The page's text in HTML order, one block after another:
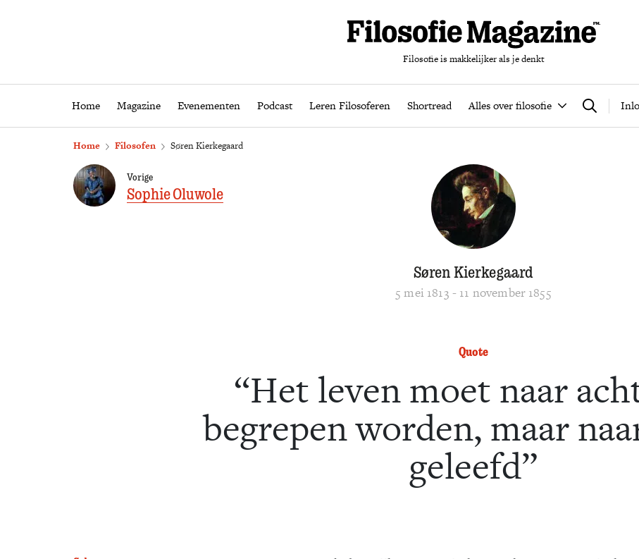
Filosofie is makkelijker als je denkt
Home Magazine Evenementen Podcast Leren Filosoferen Shortread Alles over filosofie Zoeken
Home Magazine Evenementen Podcast Leren Filosoferen Shortread Alles over filosofie
Home Filosofen Søren Kierkegaard
Vorige
Sophie Oluwole
Søren Kierkegaard
5 mei 1813 - 11 november 1855
Quote
“Het leven moet naar
begrepen worden, maar
geleefd”